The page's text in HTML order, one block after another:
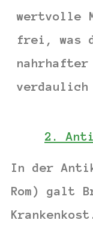
wertvolle
frei, was
verdaulich
2.
In der
Rom) galt
Krankenkost